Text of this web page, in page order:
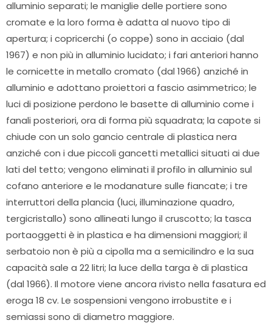
alluminio separati; le maniglie delle portiere sono
cromate e la loro forma è adatta al nuovo tipo di
apertura; i copricerchi (o coppe) sono in acciaio (dal
1967) e non più in alluminio lucidato; i fari anteriori hanno
le cornicette in metallo cromato (dal 1966) anziché in
alluminio e adottano proiettori a fascio asimmetrico; le
luci di posizione perdono le basette di alluminio come i
fanali posteriori, ora di forma più squadrata; la capote si
chiude con un solo gancio centrale di plastica nera
anziché con i due piccoli gancetti metallici situati ai due
lati del tetto; vengono eliminati il profilo in alluminio sul
cofano anteriore e le modanature sulle fiancate; i tre
interruttori della plancia (luci, illuminazione quadro,
tergicristallo) sono allineati lungo il cruscotto; la tasca
portaoggetti è in plastica e ha dimensioni maggiori; il
serbatoio non è più a cipolla ma a semicilindro e la sua
capacità sale a 22 litri; la luce della targa è di plastica
(dal 1966). Il motore viene ancora rivisto nella fasatura ed
eroga 18 cv. Le sospensioni vengono irrobustite e i
semiassi sono di diametro maggiore.